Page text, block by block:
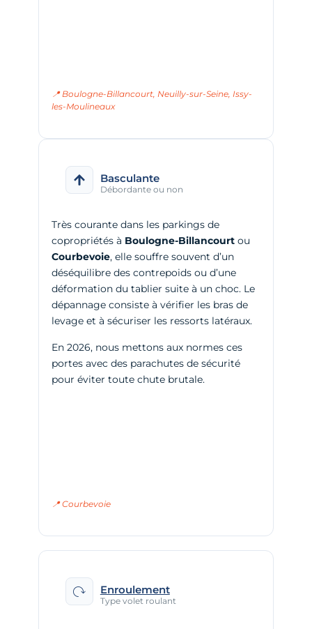
📍 Boulogne-Billancourt, Neuilly-sur-Seine, Issy-
les-Moulineaux
Basculante
Débordante ou non
Très courante dans les parkings de
copropriétés à Boulogne-Billancourtou
Courbevoie, elle souffre souvent d’un
déséquilibre des contrepoids ou d’une
déformation du tablier suite à un choc. Le
dépannage consiste à vérifier les bras de
levage et à sécuriser les ressorts latéraux.
En 2026, nous mettons aux normes ces
portes avec des parachutes de sécurité
pour éviter toute chute brutale.
📍 Courbevoie
Enroulement
Type volet roulant